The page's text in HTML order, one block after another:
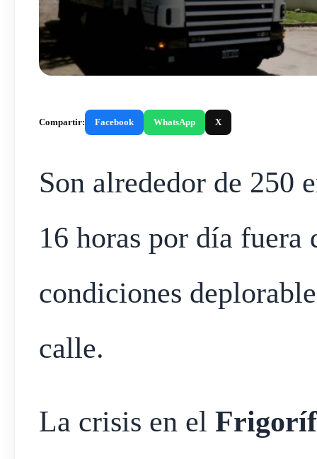
Compartir: Facebook WhatsApp X
Son alrededor de 250
16 horas por día fuera
condiciones
calle.
La crisis en el